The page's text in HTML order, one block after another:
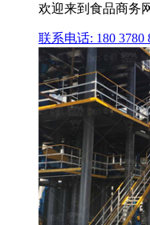
欢迎来到食品商务
联系电话: 180 3780